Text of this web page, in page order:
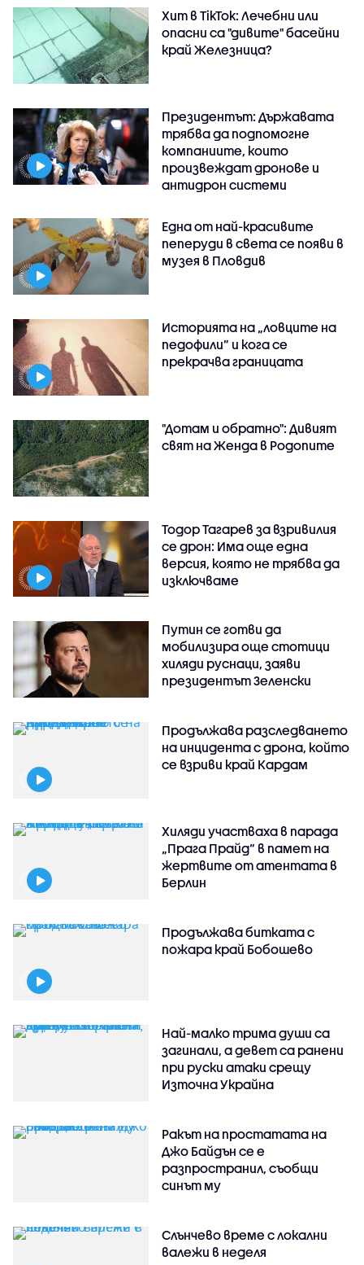
Хит в TikTok: Лечебни или
опасни са "дивите" басейни
край Железница?
Президентът: Държавата
трябва да подпомогне
компаниите, които
произвеждат дронове и
антидрон системи
Една от най-красивите
пеперуди в света се появи в
музея в Пловдив
Историята на „ловците на
педофили” и кога се
прекрачва границата
"Дотам и обратно": Дивият
свят на Женда в Родопите
Тодор Тагарев за взривилия
се дрон: Има още една
версия, която не трябва да
изключваме
Путин се готви да
мобилизира още стотици
хиляди руснаци, заяви
президентът Зеленски
Продължава разследването
на инцидента с дрона, който
се взриви край Кардам
Хиляди участваха в парада
„Прага Прайд“ в памет на
жертвите от атентата в
Берлин
Продължава битката с
пожара край Бобошево
Най-малко трима души са
загинали, а девет са ранени
при руски атаки срещу
Източна Украйна
Ракът на простатата на
Джо Байдън се е
разпространил, съобщи
синът му
Слънчево време с локални
валежи в неделя